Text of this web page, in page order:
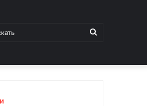
Искать